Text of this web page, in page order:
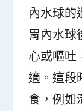
內水球的
胃內水球
心或嘔吐
適。這段
食，例如